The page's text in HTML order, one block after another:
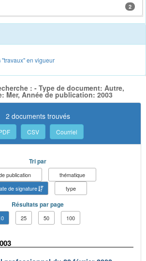
2
"travaux" en vigueur
: - Type de document: Autre,
Mer, Année de publication: 2003
2 documents trouvés
CSV Courriel
Tri par
publication
thématique
de signature
type
Résultats par page
25 50 100